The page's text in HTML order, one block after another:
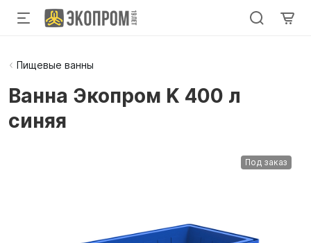
Пищевые ванны
Ванна Экопром K 400 л
синяя
Под заказ